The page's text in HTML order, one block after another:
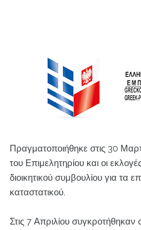
Πραγματοποιήθηκε στις 30
του Επιμελητηρίου και οι
διοικητικού συμβουλίου για τα
καταστατικού.
Στις 7 Απριλίου συγκροτήθηκαν